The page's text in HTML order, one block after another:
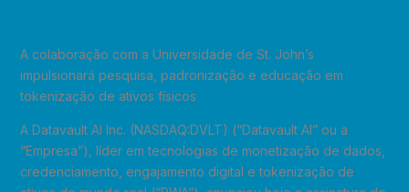
A colaboração com a Universidade de St. John’s
impulsionará pesquisa, padronização e educação em
tokenização de ativos físicos
A Datavault AI Inc. (NASDAQ:DVLT) (“Datavault AI” ou a
“Empresa”), líder em tecnologias de monetização de dados,
credenciamento, engajamento digital e tokenização de